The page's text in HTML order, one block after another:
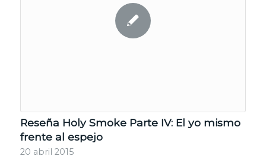
Reseña Holy Smoke Parte IV: El yo mismo
frente al espejo
20 abril 2015